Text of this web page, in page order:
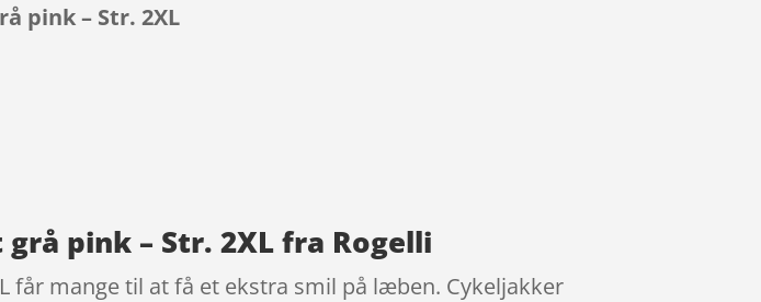
pink – Str. 2XL
pink – Str. 2XL fra Rogelli
får mange til at få et ekstra smil på læben. Cykeljakker